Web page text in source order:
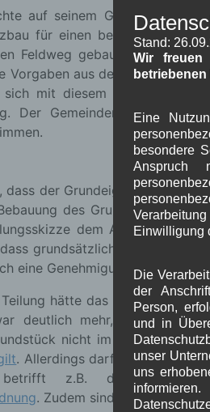
auf seinem Grundstück auf
für einen bestehenden
Feldweg gebaut werden.
Vorgaben aus dem
Merkblatt
sich mit diesem Antrag
Der Gemeinderat folgte
dass der Grundeigentümer
des GrundstücksFlNr.
dem Antrag
grundsätzlich eine Teilung
eine Genehmigung nötig seien.
hätte das Grundstück
deutlich mehr, als die
nicht im
. Allerdings darf durch die
z.B. die
. Zudem sind die Vorgaben
Stand:
Wir freuen
Eine
besondere
Anspruch
Einwilligung
Die
der
Person,
und in
unser
uns